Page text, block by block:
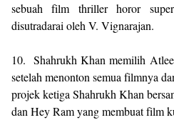
sebuah film thriller horor
disutradarai oleh V. Vignarajan.
10. Shahrukh Khan memilih
setelah menonton semua filmnya
projek ketiga Shahrukh Khan
dan Hey Ram yang membuat film